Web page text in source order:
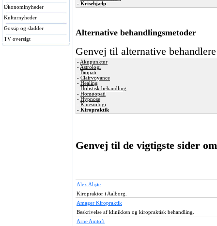
Økonominyheder
Kulturnyheder
Gossip og sladder
TV oversigt
- Krisehjælp
Alternative behandlingsmetoder
Genvej til alternative
- Akupunktur
- Astrologi
- Biopati
- Clairvoyance
- Healing
- Holistisk behandling
- Homøopati
- Hypnose
- Kinesiologi
- Kiropraktik
Genvej til de vigtigste sider
Alex Alrøe
Kiropraktor i Aalborg.
Amager Kiropraktik
Beskrivelse af klinikken og kiropraktisk behandling.
Arne Amtoft